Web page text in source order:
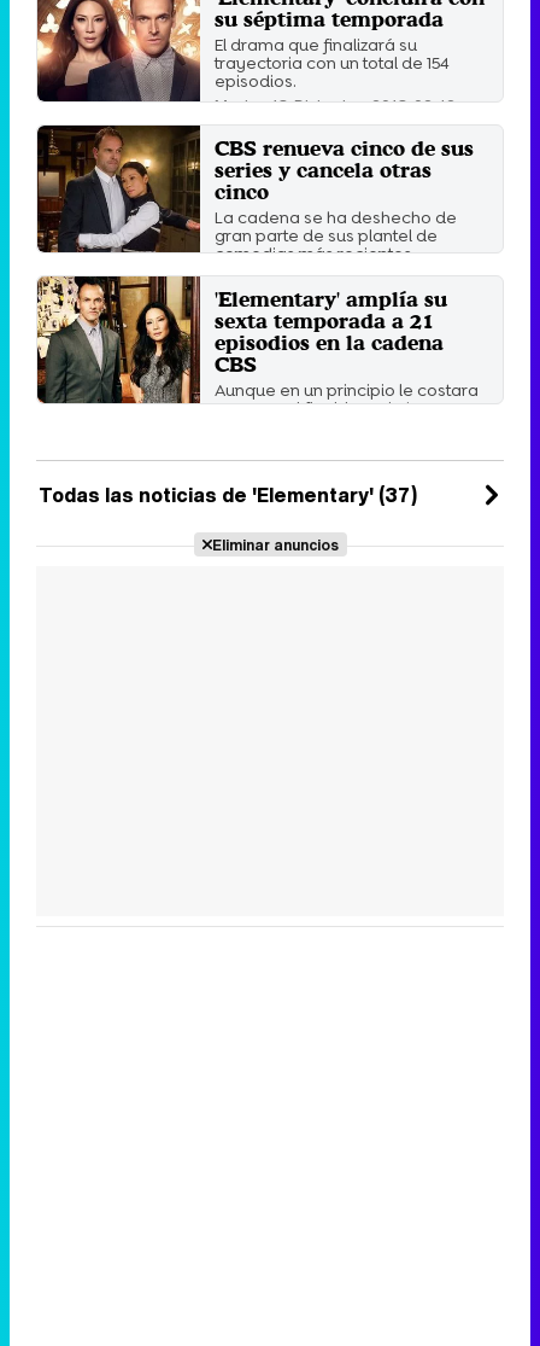
su séptima temporada
El drama que finalizará su
trayectoria con un total de 154
episodios.
Martes 18 Diciembre 2018 02:42
CBS renueva cinco de sus
series y cancela otras
cinco
La cadena se ha deshecho de
gran parte de sus plantel de
comedias más recientes.
Domingo 13 Mayo 2018 03:32
'Elementary' amplía su
sexta temporada a 21
episodios en la cadena
CBS
Aunque en un principio le costara
avanzar, al final, la serie ha
Todas las noticias de 'Elementary' (37)
Eliminar anuncios